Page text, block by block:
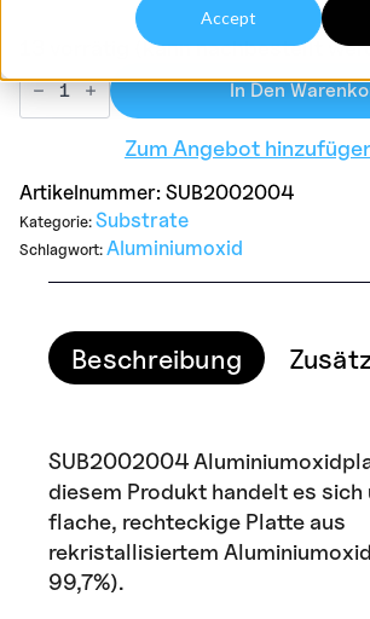
Accept
13 vorrätig (kann nachbestellt
Alumina
x
4mm
Menge
In Den
Zum Angebot
Artikelnummer: SUB2002004
Kategorie: Substrate
Schlagwort: Aluminiumoxid
Beschreibung
SUB2002004
diesem Produkt handelt es sich
flache, rechteckige Platte aus
rekristallisiertem
99,7%).